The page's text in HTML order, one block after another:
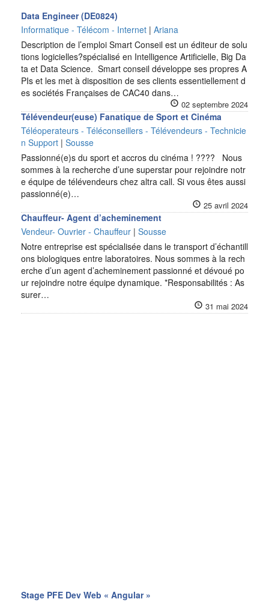
Data Engineer (DE0824)
Informatique - Télécom - Internet | Ariana
Description de l’emploi Smart Conseil est un éditeur de solu
tions logicielles?spécialisé en Intelligence Artificielle, Big Da
ta et Data Science. Smart conseil développe ses propres A
PIs et les met à disposition de ses clients essentiellement d
es sociétés Françaises de CAC40 dans…
02 septembre 2024
Télévendeur(euse) Fanatique de Sport et Cinéma
Téléoperateurs - Téléconseillers - Télévendeurs - Technicie
n Support | Sousse
Passionné(e)s du sport et accros du cinéma ! ???? Nous
sommes à la recherche d’une superstar pour rejoindre notr
e équipe de télévendeurs chez altra call. Si vous êtes aussi
passionné(e)…
25 avril 2024
Chauffeur- Agent d’acheminement
Vendeur- Ouvrier - Chauffeur | Sousse
Notre entreprise est spécialisée dans le transport d’échantill
ons biologiques entre laboratoires. Nous sommes à la rech
erche d’un agent d’acheminement passionné et dévoué po
ur rejoindre notre équipe dynamique. *Responsabilités : As
surer…
31 mai 2024
Stage PFE Dev Web « Angular »